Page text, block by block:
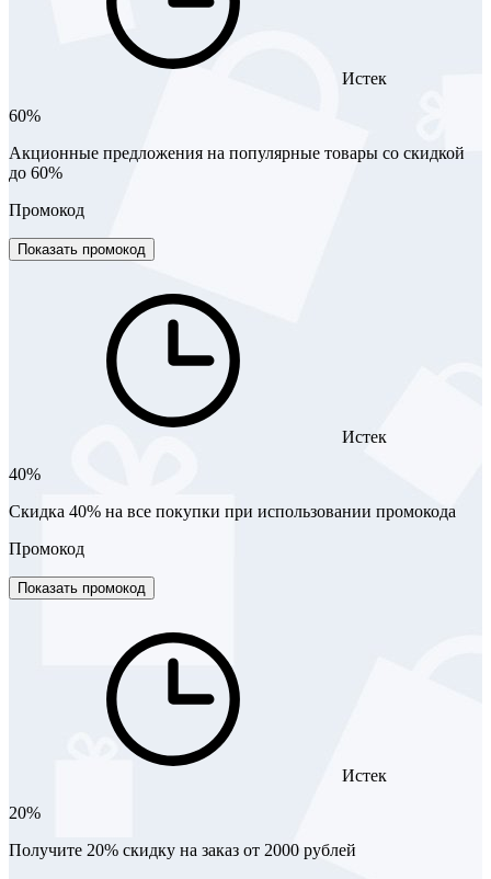
Истек
60%
Акционные предложения на популярные товары со скидкой
до 60%
Промокод
Показать промокод
Истек
40%
Скидка 40% на все покупки при использовании промокода
Промокод
Показать промокод
Истек
20%
Получите 20% скидку на заказ от 2000 рублей